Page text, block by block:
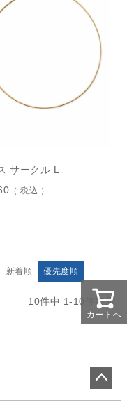
サークル L
税込
新着順 優先度順
10件中 1- 10 件表示
カートへ
ペー